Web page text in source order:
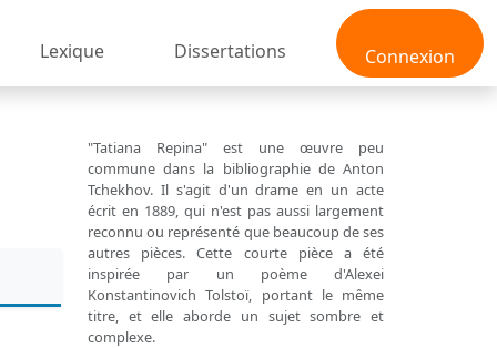
Connexion
Lexique Dissertations
"Tatiana Repina" est une œuvre peu
commune dans la bibliographie de Anton
Tchekhov. Il s'agit d'un drame en un acte
écrit en 1889, qui n'est pas aussi largement
reconnu ou représenté que beaucoup de ses
autres pièces. Cette courte pièce a été
inspirée par un poème d'Alexei
Konstantinovich Tolstoï, portant le même
titre, et elle aborde un sujet sombre et
complexe.